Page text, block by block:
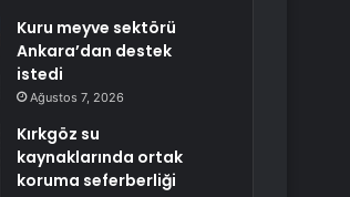
Kuru meyve sektörü
Ankara’dan destek
istedi
Ağustos 7, 2026
Kırkgöz su
kaynaklarında ortak
koruma seferberliği